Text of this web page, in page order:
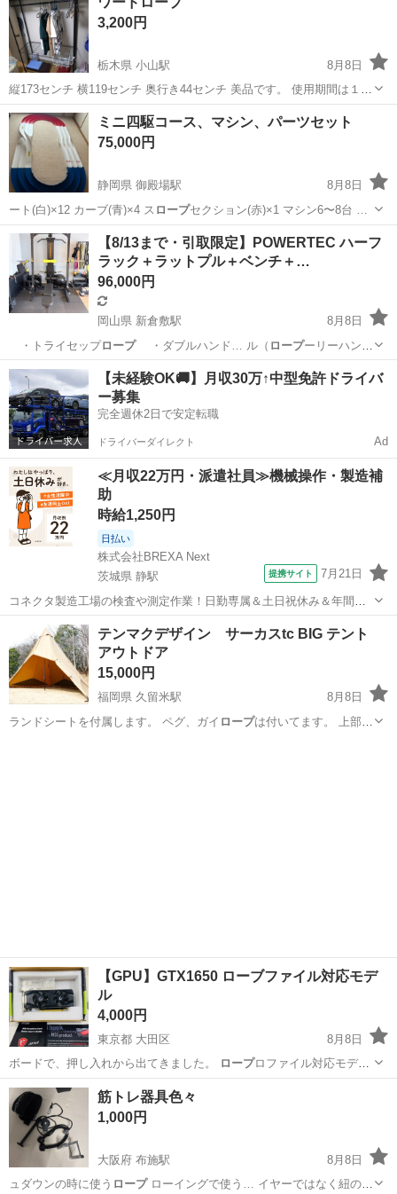
3,200円
栃木県 小山駅
8月8日
縦173センチ 横119センチ 奥行き44センチ 美品です。 使用期間は１年
程です。 まとめて購入の方は1000円引きします。
栃木 小山市 小山駅 ロープ
ミニ四駆コース、マシン、パーツセット
75,000円
静岡県 御殿場駅
8月8日
ート(白)×12 カーブ(青)×4 ス ロープセクション(赤)×1 マシン6〜8台 …
静岡 御殿場市 御殿場駅 模型、プラモデル
【8/13まで・引取限定】POWERTEC ハーフ
ラック＋ラットプル＋ベンチ＋…
96,000円
岡山県 新倉敷駅
8月8日
・トライセップロープ・ダブルハンド… ル（ ロープーリーハンド
ル） …
岡山 倉敷市 新倉敷駅 フィットネス、トレーニング
【未経験OK🚚】月収30万↑中型免許ドライバ
ー募集
完全週休2日で安定転職
ドライバーダイレクト Ad
≪月収22万円・派遣社員≫機械操作・製造補
助
時給1,250円
日払い
株式会社BREXA Next
茨城県 静駅
提携サイト 7月21日
コネクタ製造工場の検査や測定作業！日勤専属＆土日祝休み＆年間休
日128日★クリーンルーム内作業★マイカー通勤OK＆無料駐車場あり
★就業先食堂利用可！日払い制度あり！《茨城県常陸大宮市》 人気の
工場のお仕事 ◇コネクタ製造工...
常陸大宮市 静駅 その他
テンマクデザイン サーカスtc BIG テント
アウトドア
15,000円
福岡県 久留米駅
8月8日
ランドシートを付属します。 ペグ、ガイ ロープは付いてます。 上部が
【GPU】GTX1650 ローブファイル対応モデ
ル
4,000円
東京都 大田区
8月8日
ボードで、押し入れから出てきました。
ロープロファイル対応モデル
で、取り付け板金は…
東京 大田区 パソコン
筋トレ器具色々
1,000円
大阪府 布施駅
8月8日
ュダウンの時に使う ロープローイングで使う… イヤーではなく紐のロ